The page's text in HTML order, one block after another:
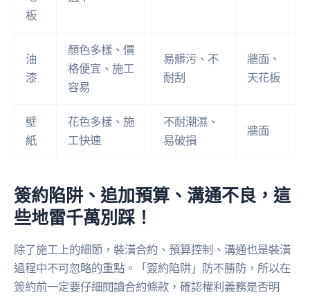
板
油
漆
顏色多樣、價
格便宜、施工
容易
易髒污、不
耐刮
牆面、
天花板
壁
紙
花色多樣、施
工快速
不耐潮濕、
易破損
牆面
簽約陷阱、追加預算、溝通不良，這
些地雷千萬別踩！
除了施工上的細節，裝潢合約、預算控制、溝通也是裝潢
過程中不可忽略的重點。「簽約陷阱」防不勝防，所以在
簽約前一定要仔細閱讀合約條款，確認權利義務是否明